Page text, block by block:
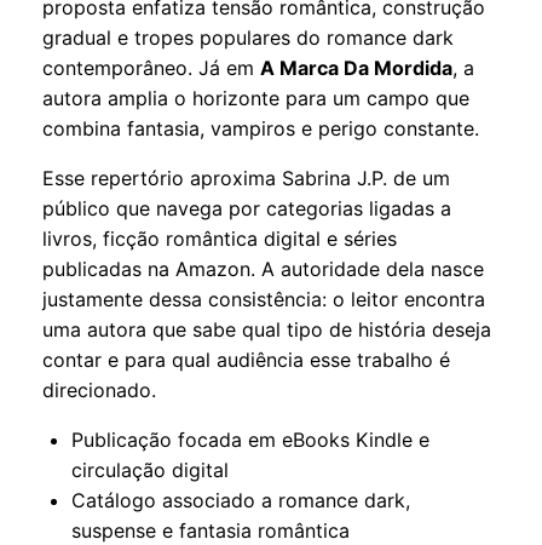
proposta enfatiza tensão romântica, construção
gradual e tropes populares do romance dark
contemporâneo. Já emA Marca Da Mordida, a
autora amplia o horizonte para um campo que
combina fantasia, vampiros e perigo constante.
Esse repertório aproxima Sabrina J.P. de um
público que navega por categorias ligadas a
livros, ficção romântica digital e séries
publicadas na Amazon. A autoridade dela nasce
justamente dessa consistência: o leitor encontra
uma autora que sabe qual tipo de história deseja
contar e para qual audiência esse trabalho é
direcionado.
Publicação focada em eBooks Kindle e
circulação digital
Catálogo associado a romance dark,
suspense e fantasia romântica